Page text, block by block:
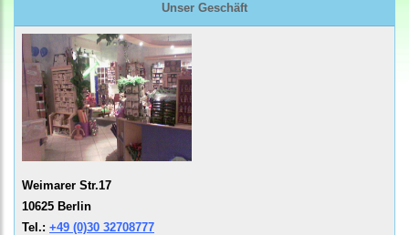
Unser Geschäft
Weimarer Str.17
10625 Berlin
Tel.: +49 (0)30 32708777